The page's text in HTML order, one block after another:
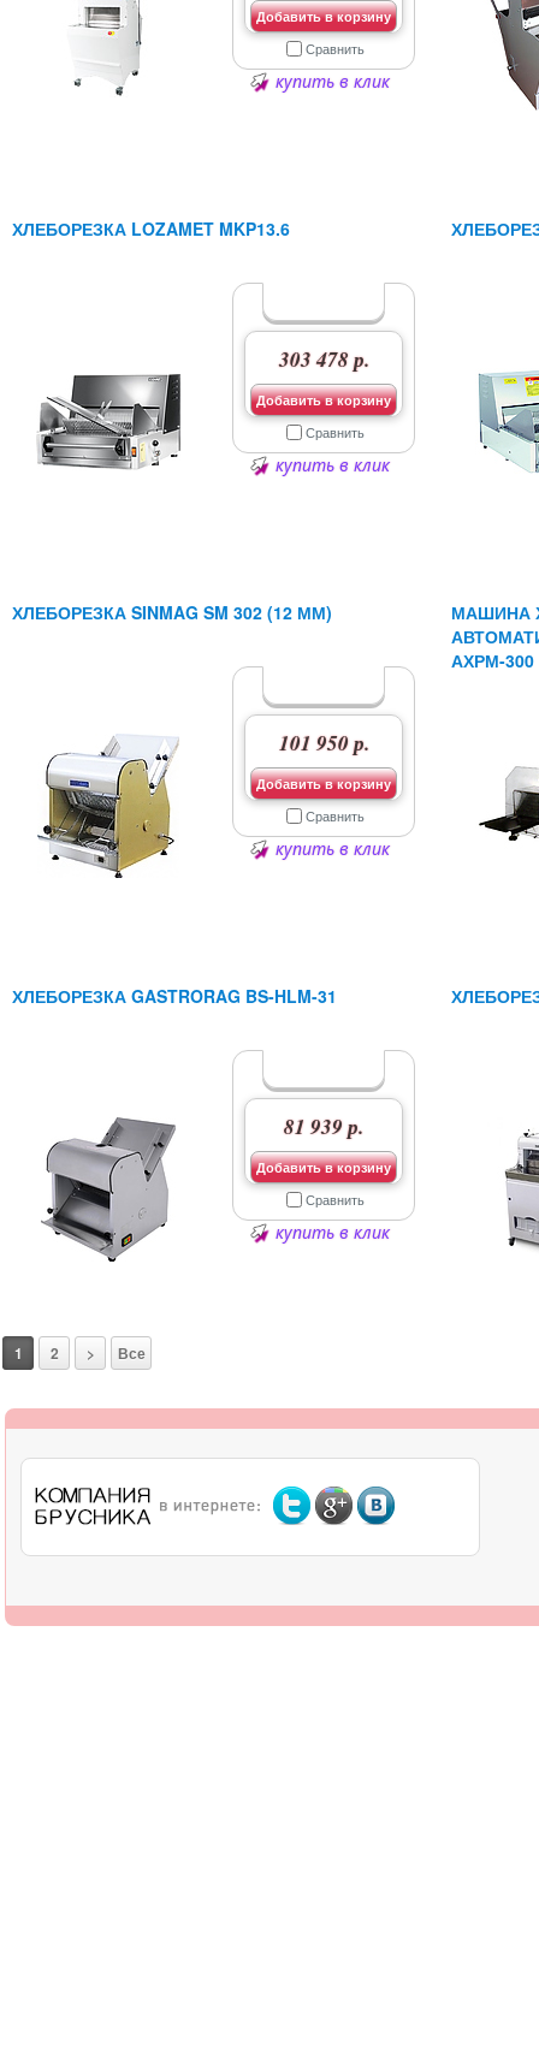
Добавить в корзину
Сравнить
купить в клик
ХЛЕБОРЕЗКА LOZAMET MKP13.6
303 478 р.
Добавить в корзину
Сравнить
купить в клик
ХЛЕБОРЕЗКА SINMAG SM 302 (12 ММ)
101 950 р.
Добавить в корзину
Сравнить
купить в клик
МАШИНА
АХРМ-300
ХЛЕБОРЕЗКА GASTRORAG BS-HLM-31
81 939 р.
Добавить в корзину
Сравнить
купить в клик
ХЛЕБОРЕЗ
1 2 > Все